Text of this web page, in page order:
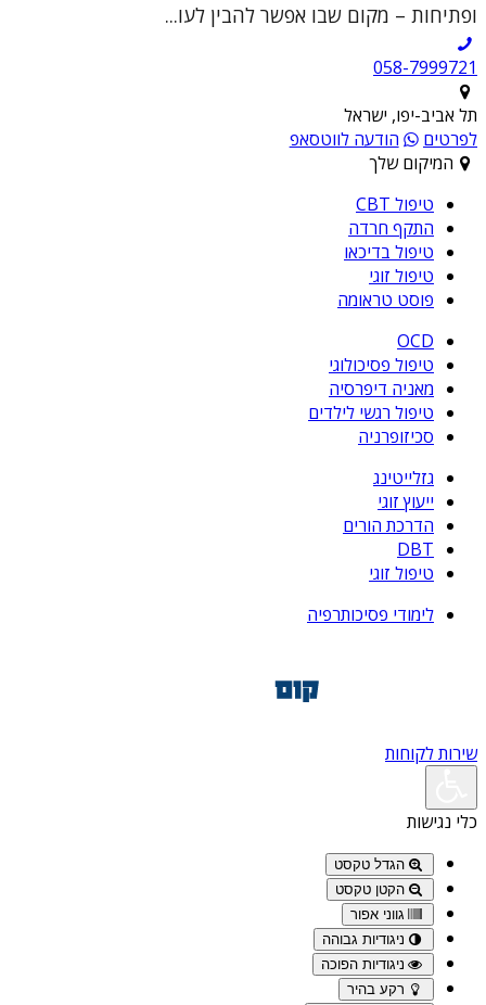
ופתיחות – מקום שבו אפשר להבין לעו...
תל אביב-יפו, ישראל
לפרטים
הודעה לווטסאפ
המיקום שלך
טיפול CBT
התקף חרדה
טיפול בדיכאו
טיפול זוגי
פוסט טראומה
OCD
טיפול פסיכולוגי
מאניה דיפרסיה
טיפול רגשי לילדים
סכיזופרניה
גזלייטינג
ייעוץ זוגי
הדרכת הורים
DBT
טיפול זוגי
לימודי פסיכותרפיה
שירות לקוחות
כלי נגישות
הגדל טקסט
הקטן טקסט
גווני אפור
ניגודיות גבוהה
ניגודיות הפוכה
רקע בהיר